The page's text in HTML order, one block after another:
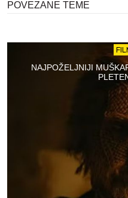
POVEZANE TEME
NAJPOŽELJNIJI